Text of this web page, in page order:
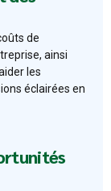
de
ainsi
les
éclairées en